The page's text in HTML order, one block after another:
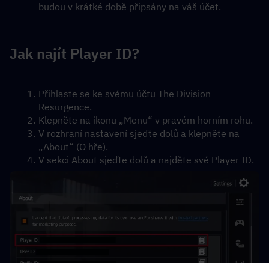
budou v krátké době připsány na váš účet.
Jak najít Player ID?
Přihlaste se ke svému účtu The Division
Resurgence.
Klepněte na ikonu „Menu“ v pravém horním rohu.
V rozhraní nastavení sjeďte dolů a klepněte na
„About“ (O hře).
V sekci About sjeďte dolů a najděte své Player ID.